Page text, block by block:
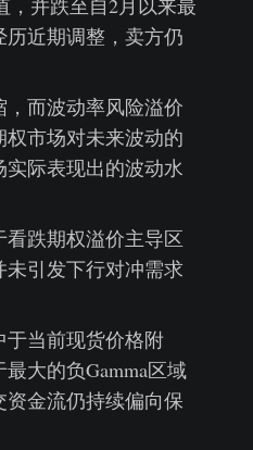
近期调整，卖方仍
而波动率风险溢价
市场对未来波动的
际表现出的波动水
跌期权溢价主导区
引发下行对冲需求
当前现货价格附
大的负Gamma区域
金流仍持续偏向保